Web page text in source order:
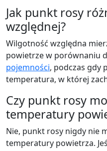
Jak punkt rosy
względnej?
Wilgotność względna
powietrze w porównaniu
pojemności, podczas gdy
temperatura, w której
Czy punkt rosy
temperatury
Nie, punkt rosy nigdy nie
temperatury powietrza.